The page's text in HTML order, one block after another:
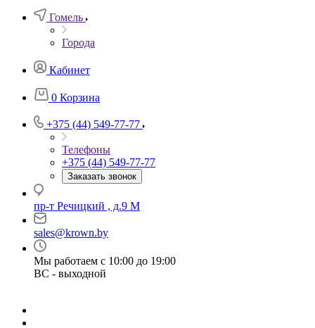
Гомель
Города
Кабинет
0 Корзина
+375 (44) 549-77-77
Телефоны
+375 (44) 549-77-77
Заказать звонок
пр-т Речицкий , д.9 М
sales@krown.by
Мы работаем с 10:00 до 19:00
ВС - выходной